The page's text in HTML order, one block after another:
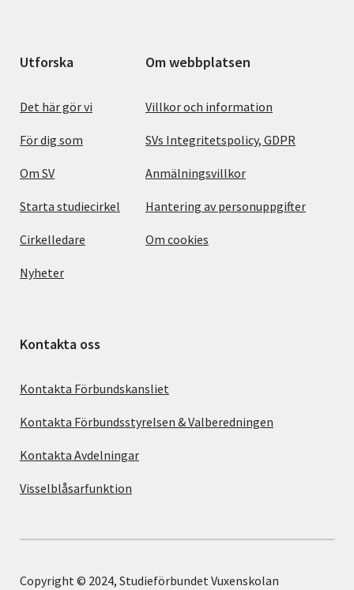
Utforska
Det här gör vi
För dig som
Om SV
Starta studiecirkel
Cirkelledare
Nyheter
Om webbplatsen
Villkor och information
SVs Integritetspolicy, GDPR
Anmälningsvillkor
Hantering av personuppgifter
Om cookies
Kontakta oss
Kontakta Förbundskansliet
Kontakta Förbundsstyrelsen & Valberedningen
Kontakta Avdelningar
Visselblåsarfunktion
Copyright © 2024, Studieförbundet Vuxenskolan